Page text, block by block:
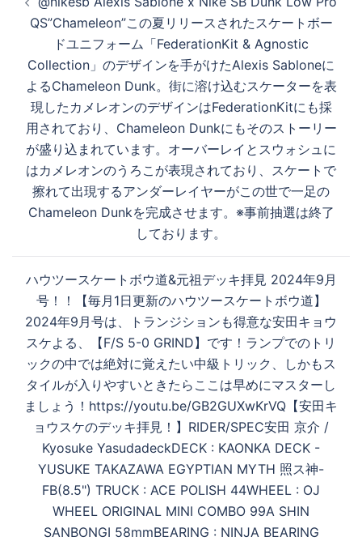
稿
ナ
ビ
シ
ョ
ン
QS”Chameleon”この夏リリースされたスケートボー
ドユニフォーム「FederationKit & Agnostic
Collection」のデザインを手がけたAlexis Sabloneに
よるChameleon Dunk。街に溶け込むスケーターを表
現したカメレオンのデザインはFederationKitにも採
用されており、Chameleon Dunkにもそのストーリー
が盛り込まれています。オーバーレイとスウォシュに
はカメレオンのうろこが表現されており、スケートで
擦れて出現するアンダーレイヤーがこの世で一足の
Chameleon Dunkを完成させます。※事前抽選は終了
しております。
ハウツースケートボウ道&元祖デッキ拝見 2024年9月
号！！【毎月1日更新のハウツースケートボウ道】
2024年9月号は、トランジションも得意な安田キョウ
スケよる、【F/S 5-0 GRIND】です！ランプでのトリ
ックの中では絶対に覚えたい中級トリック、しかもス
タイルが入りやすいときたらここは早めにマスターし
ましょう！https://youtu.be/GB2GUXwKrVQ【安田キ
ョウスケのデッキ拝見！】RIDER/SPEC安田 京介 /
Kyosuke YasudadeckDECK : KAONKA DECK -
YUSUKE TAKAZAWA EGYPTIAN MYTH 照ス神-
FB(8.5") TRUCK : ACE POLISH 44WHEEL : OJ
WHEEL ORIGINAL MINI COMBO 99A SHIN
SANBONGI 58mmBEARING : NINJA BEARING